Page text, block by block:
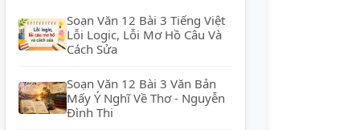
Soạn Văn 12 Bài 3 Tiếng Việt
Lỗi Logic, Lỗi Mơ Hồ Câu Và
Cách Sửa
Soạn Văn 12 Bài 3 Văn Bản
Mấy Ý Nghĩ Về Thơ - Nguyễn
Đình Thi